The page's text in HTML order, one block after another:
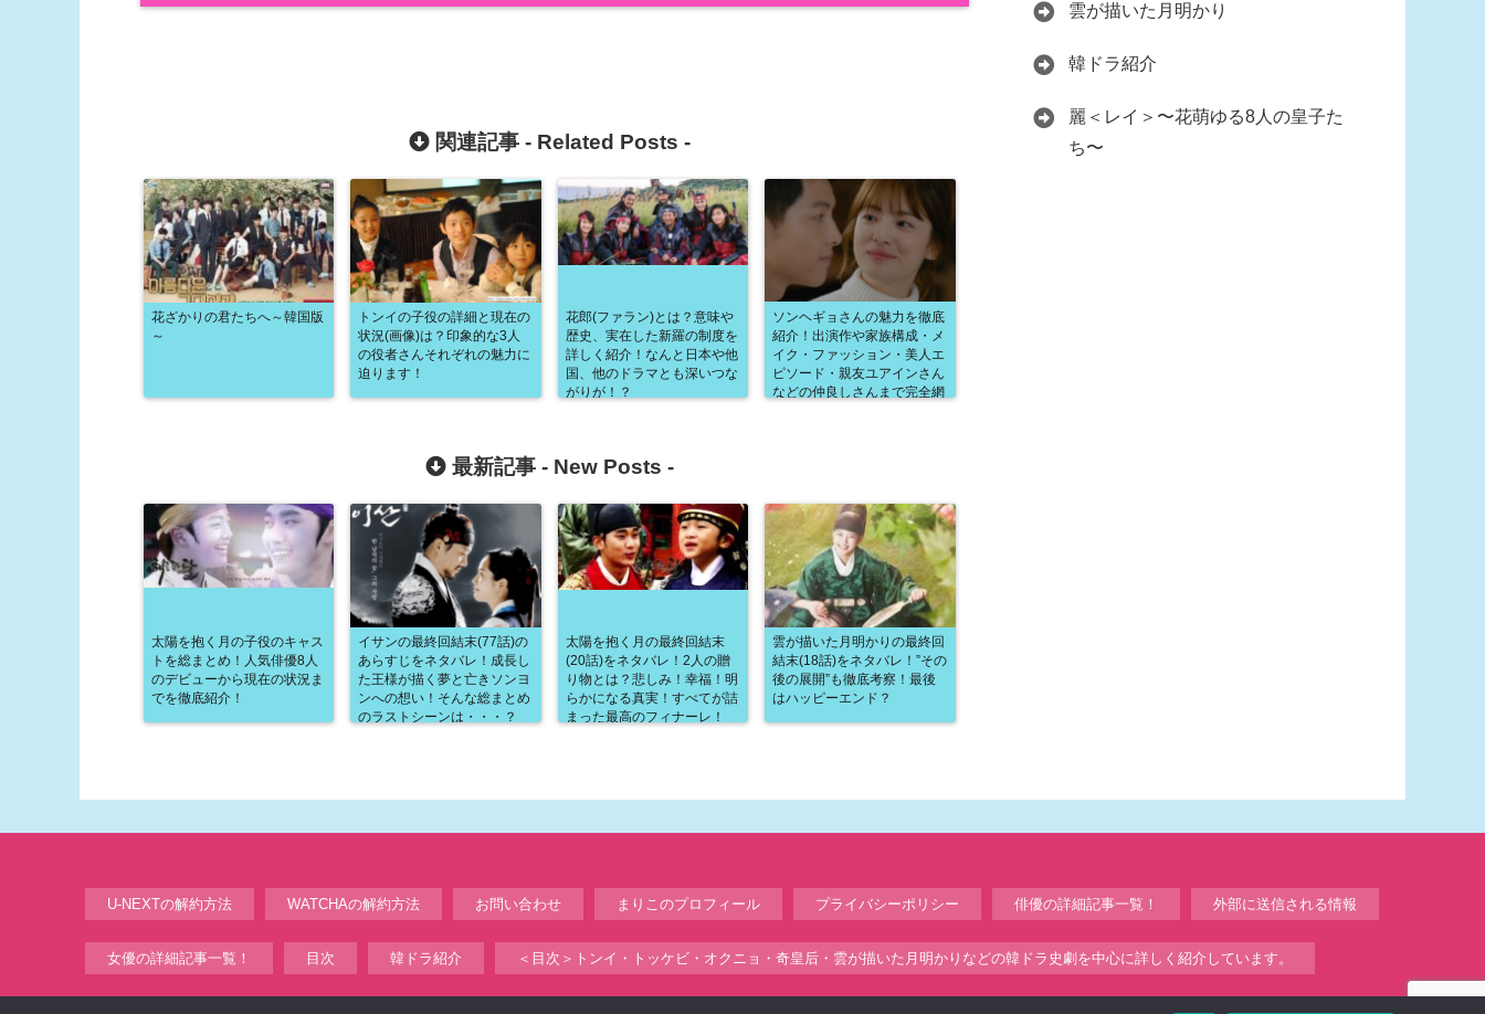
関連記事 - Related Posts -
花ざかりの君たちへ～韓国版
～
トンイの子役の詳細と現在の
状況(画像)は？印象的な3人
の役者さんそれぞれの魅力に
迫ります！
花郎(ファラン)とは？意味や
歴史、実在した新羅の制度を
詳しく紹介！なんと日本や他
国、他のドラマとも深いつな
がりが！？
ソンヘギョさんの魅力を徹底
紹介！出演作や家族構成・メ
イク・ファッション・美人エ
ピソード・親友ユアインさん
などの仲良しさんまで完全網
最新記事 - New Posts -
太陽を抱く月の子役のキャス
トを総まとめ！人気俳優8人
のデビューから現在の状況ま
でを徹底紹介！
イサンの最終回結末(77話)の
あらすじをネタバレ！成長し
た王様が描く夢と亡きソンヨ
ンへの想い！そんな総まとめ
のラストシーンは・・・？
太陽を抱く月の最終回結末
(20話)をネタバレ！2人の贈
り物とは？悲しみ！幸福！明
らかになる真実！すべてが詰
まった最高のフィナーレ！
雲が描いた月明かりの最終回
結末(18話)をネタバレ！”その
後の展開”も徹底考察！最後
はハッピーエンド？
雲が描いた月明かり
韓ドラ紹介
麗＜レイ＞〜花萌ゆる8人の皇子た
ち〜
U-NEXTの解約方法 WATCHAの解約方法 お問い合わせ まりこのプロフィール プライバシーポリシー 俳優の詳細記事一覧！ 外部に送信される情報
女優の詳細記事一覧！ 目次 韓ドラ紹介 ＜目次＞トンイ・トッケビ・オクニョ・奇皇后・雲が描いた月明かりなどの韓ドラ史劇を中心に詳しく紹介しています。